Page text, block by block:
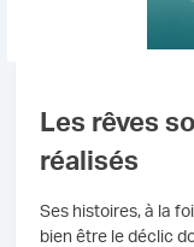
Les rêves
réalisés
Ses histoires, à la
bien être le déclic